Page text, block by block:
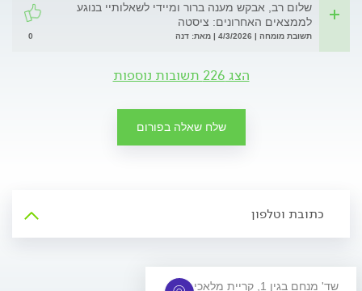
שלום רב, אבקש מענה ברור ומיידי לשאלותיי בנוגע
לממצאים האחרונים: ציסטה
תשובת מומחה | 4/3/2026 | מאת: דנה 0
הצג 226 תשובות נוספות
שלח שאלה בפורום
כתובת וטלפון
שד' מנחם בגין 1, קריית מלאכי